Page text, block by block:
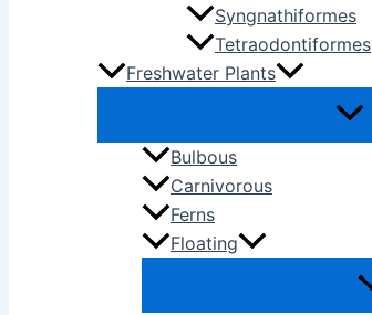
Syngnathiformes
Tetraodontiformes
Freshwater Plants
Bulbous
Carnivorous
Ferns
Floating